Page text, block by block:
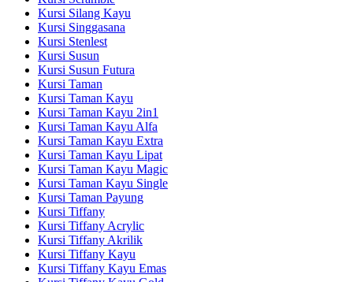
Kursi Silang Kayu
Kursi Singgasana
Kursi Stenlest
Kursi Susun
Kursi Susun Futura
Kursi Taman
Kursi Taman Kayu
Kursi Taman Kayu 2in1
Kursi Taman Kayu Alfa
Kursi Taman Kayu Extra
Kursi Taman Kayu Lipat
Kursi Taman Kayu Magic
Kursi Taman Kayu Single
Kursi Taman Payung
Kursi Tiffany
Kursi Tiffany Acrylic
Kursi Tiffany Akrilik
Kursi Tiffany Kayu
Kursi Tiffany Kayu Emas